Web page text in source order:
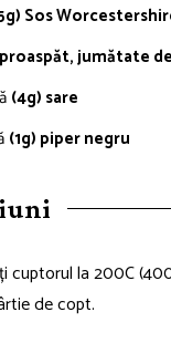
Sos
jumătate
(4g) sare
(1g) piper negru
cuptorul la 200C
de copt.